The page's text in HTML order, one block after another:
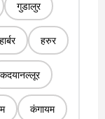
गुडालुर
हरुर
कदयानल्लूर
कंगायम